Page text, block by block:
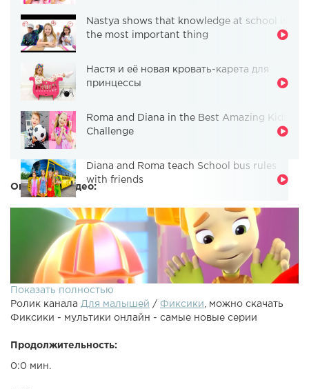
Nastya shows that knowledge at school is
the most important thing
Настя и её новая кровать-карета для
принцессы
Roma and Diana in the Best Amazing Kids
Challenge
Diana and Roma teach School bus rules
with friends
Описание видео:
Показать полностью
Ролик канала Для малышей / Фиксики
, можно скачать
Фиксики - мультики онлайн - самые новые серии
Продолжительность:
0:0 мин.